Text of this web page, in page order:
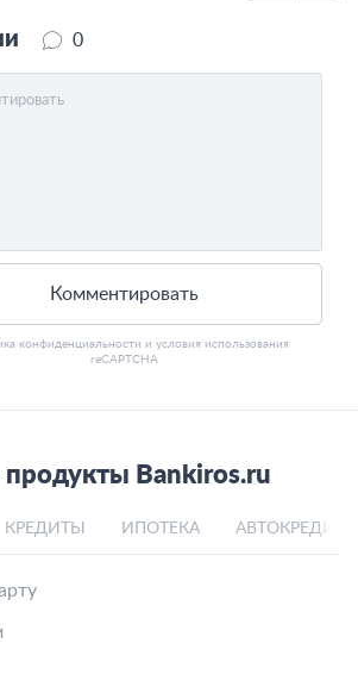
0
Комментировать
конфиденциальности и условия использования
reCAPTCHA
Bankiros.ru
КРЕДИТЫ ИПОТЕКА